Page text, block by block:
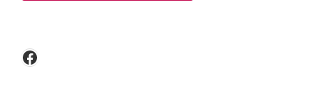
Facebook